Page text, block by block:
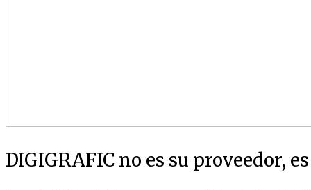
DIGIGRAFIC no es su proveedor,